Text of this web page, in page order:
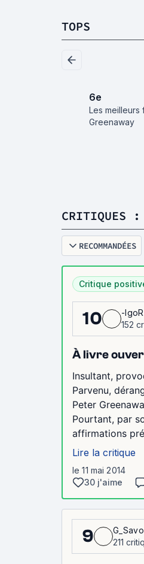
TOPS
6e
Les meilleurs
Greenaway
CRITIQUES
RECOMMANDÉES
Critique
10
-
152
À livre
Insultant,
Parvenu,
Peter
Pourtant, par
affirmations
Lire la critique
le 11 mai 2014
30 j'aime
9
211